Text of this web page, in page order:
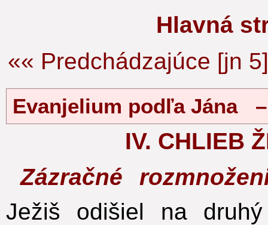
Hlavná
«« Predchádzajúce [jn
Evanjelium podľa Jána
IV. CHLIEB
Zázračné
Ježiš odišiel na